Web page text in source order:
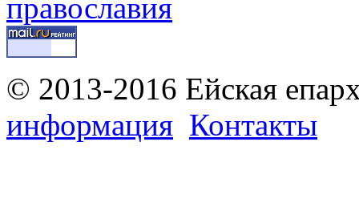
© 2013-2016 Ейская
информация Контакты